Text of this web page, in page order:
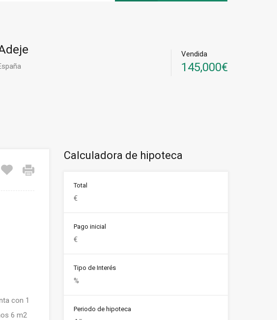
Vendida
145,000€
con 1
6 m2
Calculadora de hipoteca
Total
Pago inicial
Tipo de Interés
Periodo de hipoteca